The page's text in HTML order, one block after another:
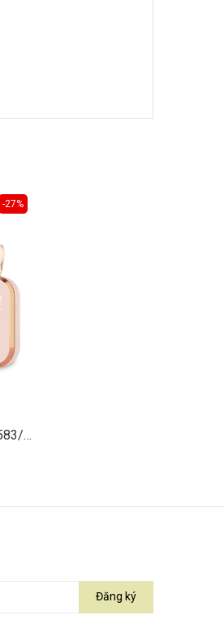
-27%
FATZ MÁY HÚT SỮA R5 PLUS (1583/423/1160)
Đăng ký